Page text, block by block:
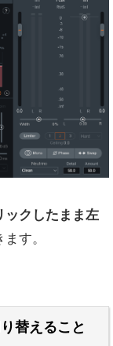
ックしたまま左
す。
替えること